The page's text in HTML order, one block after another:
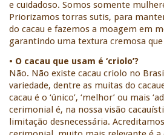
e cuidadoso. Somos somente
Priorizamos torras sutis, para
do cacau e fazemos a moagem em
garantindo uma textura cremosa
• O cacau que usam é ‘criolo’?
Não. Não existe cacau criolo no
variedade, dentre as muitas do
cacau é o ‘único’, ‘melhor’ ou mais
cerimonial é, na nossa visão
limitação desnecessária.